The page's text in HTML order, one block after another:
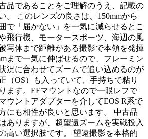
品であることをご理解のうえ、記載の
。 このレンズの良さは、150mmから
で「届かない」を一気に減らせるとこ
飛行機、モータースポーツ、海辺の風
写体まで距離がある撮影で本領を発揮
まで一気に伸ばせるので、フレーミン
況に合わせてズームで追い込めるのが
（OS）も入っていて、手持ちで粘り
ます。EFマウントなので一眼レフで
ウントアダプターを介してEOS R系で
にも相性が良いと思います。 中古品
ありますが、超望遠ズームを実戦投入
高い選択肢です。 望遠撮影を本格的